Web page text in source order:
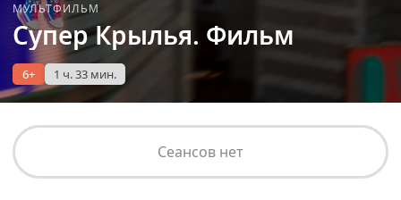
МУЛЬТФИЛЬМ
Супер Крылья. Фильм
6+ 1 ч. 33 мин.
Сеансов нет